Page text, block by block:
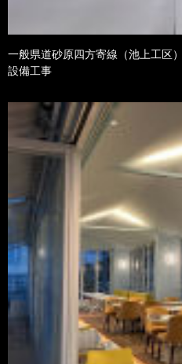
一般県道砂原四方寄線（池上工区
設備工事